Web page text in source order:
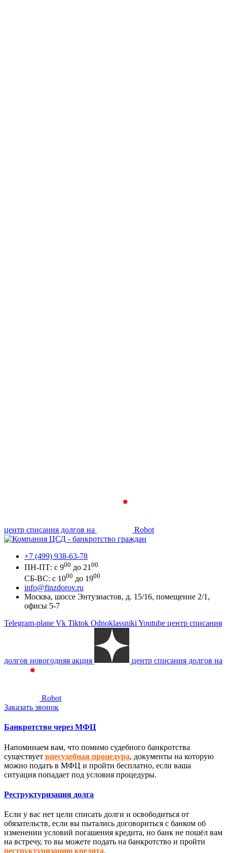
центр списания долгов на Robot
+7 (499) 938-63-78
ПН-ПТ: с 900 до 21 00
СБ-ВС: с 1000 до 1900
info@finzdorov.ru
Москва, шоссе Энтузиастов, д. 15/16, помещение 2/1,
офисы 5-7
Telegram-plane Vk Tiktok Odnoklassniki Youtube центр списания
долгов новогодняя акция центр списания долгов на
Robot
Заказать звонок
Банкротство через МФЦ
Напоминаем вам, что помимо судебного банкротства
существует внесудебная процедура, документы на которую
можно подать в МФЦ и пройти бесплатно, если ваша
ситуация попадает под условия процедуры.
Реструктуризация долга
Если у вас нет цели списать долги и освободиться от
обязательств, если вы пытались договориться с банком об
изменении условий погашения кредита, но банк не пошёл вам
на встречу, то вы можете подать на банкротство и пройти
реструктуризацию кредита.